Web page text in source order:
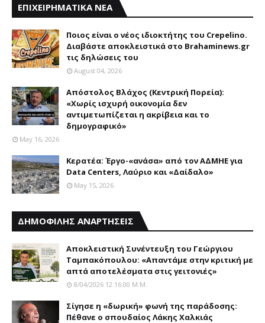
ΕΠΙΧΕΙΡΗΜΑΤΙΚΑ ΝΕΑ
Ποιος είναι ο νέος ιδιοκτήτης του Crepelino.
Διαβάστε αποκλειστικά στο Brahaminews.gr
τις δηλώσεις του
August 04, 2026
Απόστολος Βλάχος (Κεντρική Πορεία):
«Χωρίς ισχυρή οικονομία δεν
αντιμετωπίζεται η ακρίβεια και το
δημογραφικό»
May 16, 2026
Κερατέα: Έργο-«ανάσα» από τον ΑΔΜΗΕ για
Data Centers, Λαύριο και «Δαίδαλο»
May 15, 2026
ΔΗΜΟΦΙΛΗΣ ΑΝΑΡΤΗΣΕΙΣ
Αποκλειστική Συνέντευξη του Γεώργιου
Ταμπακόπουλου: «Απαντάμε στην κριτική με
απτά αποτελέσματα στις γειτονιές»
8/04/2026 12:16:00 Μ.μ.
Σίγησε η «δωρική» φωνή της παράδοσης:
Πέθανε o σπουδαίος Λάκης Xαλκιάς